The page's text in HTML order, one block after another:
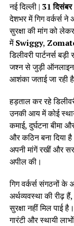
नई दिल्ली | 31
देशभर में गिग वर्कर्स
सुरक्षा की मांग को
मेंSwiggy,
डिलीवरी पार्टनर्स
जश्न से जुड़ी ऑनलाइन
आशंका जताई जा रही
हड़ताल कर रहे
उनकी आय में कोई
कमाई, दुर्घटना बीमा
और कठिन बना दिया
अपनी मांगें रखीं और
अपील की।
गिग वर्कर्स संगठनों के
अर्थव्यवस्था की रीढ़
सुरक्षा नहीं मिल पाई
गारंटी और स्थायी